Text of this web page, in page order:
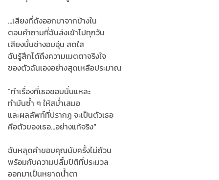
...เสียงที่ดังออกมาจากข้างใน
ตอบคำถามที่ฉันส่งเข้าไปทุกวัน
เสียงนั้นช่างอบอุ่น สดใส
ฉันรู้สึกได้ถึงความเมตตาจริงใจ
ของตัวฉันเองอย่างสุดเหลือประมาณ
"ทำเรื่องที่เธอชอบนั่นแหละ
ทำมันซ้ำ ๆ ให้สม่ำเสมอ
และผลลัพท์ที่ปรากฏ จะเป็นตัวเธอ
คือตัวของเธอ...อย่างแท้จริง"
ฉันหลุดคำขอบคุณนับครั้งไม่ถ้วน
พร้อมกับความปลื้มปิติที่ประมวล
ออกมาเป็นหยาดน้ำตา